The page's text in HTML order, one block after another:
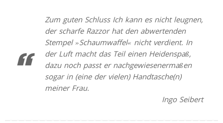
Zum guten Schluss Ich kann es nicht leugnen,
der scharfe Razzor hat den abwertenden
Stempel »Schaumwaffel« nicht verdient. In
der Luft macht das Teil einen Heidenspaß,
dazu noch passt er nachgewiesenermaßen
sogar in (eine der vielen) Handtasche(n)
meiner Frau.
Ingo Seibert